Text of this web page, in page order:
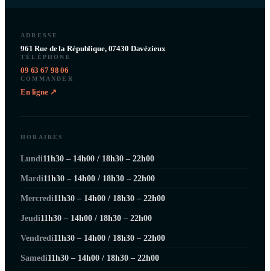
ADRESSE
961 Rue de la République, 07430 Davézieux
TÉLÉPHONE
09 63 67 98 06
COMMANDER
En ligne ↗
HORAIRES
Lundi11h30 – 14h00 / 18h30 – 22h00
Mardi11h30 – 14h00 / 18h30 – 22h00
Mercredi11h30 – 14h00 / 18h30 – 22h00
Jeudi11h30 – 14h00 / 18h30 – 22h00
Vendredi11h30 – 14h00 / 18h30 – 22h00
Samedi11h30 – 14h00 / 18h30 – 22h00